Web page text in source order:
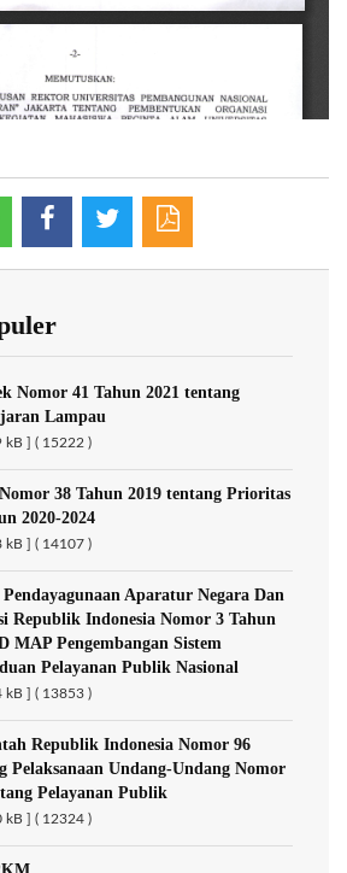
Nomor 41 Tahun 2021 tentang
Lampau
kB ] ( 15222 )
38 Tahun 2019 tentang Prioritas
2020-2024
kB ] ( 14107 )
Aparatur Negara Dan
Republik Indonesia Nomor 3 Tahun
MAP Pengembangan Sistem
Pelayanan Publik Nasional
kB ] ( 13853 )
Republik Indonesia Nomor 96
Pelaksanaan Undang-Undang Nomor
Pelayanan Publik
kB ] ( 12324 )